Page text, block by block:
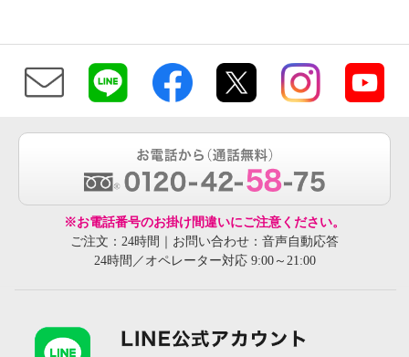
※お電話番号のお掛け間違いにご注意ください。
ご注文：24時間｜お問い合わせ：音声自動応答
24時間／オペレーター対応 9:00～21:00